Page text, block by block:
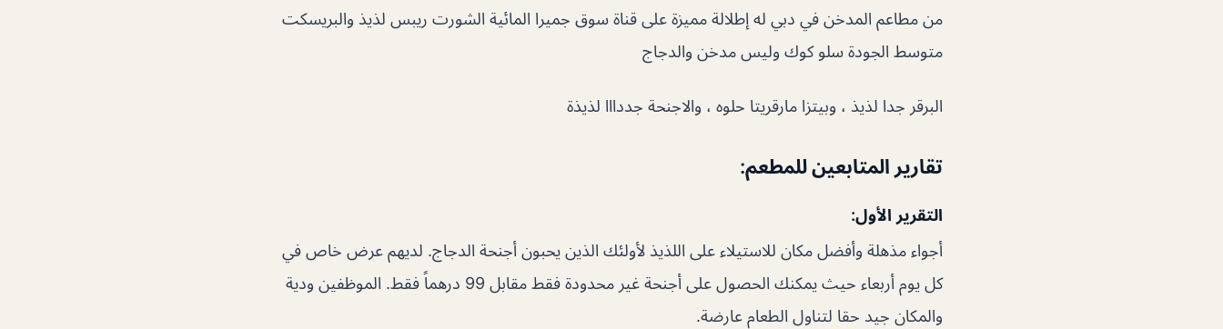
من مطاعم المدخن في دبي له إطلالة مميزة على قناة سوق جميرا المائية الشورت ريبس لذيذ والبريسكت
متوسط الجودة سلو كوك وليس مدخن والدجاج
البرقر جدا لذيذ ، وبيتزا مارقريتا حلوه ، والاجنحة جددااا لذيذة
تقارير المتابعين للمطعم:
التقرير الأول:
أجواء مذهلة وأفضل مكان للاستيلاء على اللذيذ لأولئك الذين يحبون أجنحة الدجاج. لديهم عرض خاص في
كل يوم أربعاء حيث يمكنك الحصول على أجنحة غير محدودة فقط مقابل 99 درهماً فقط. الموظفين ودية
والمكان جيد حقا لتناول الطعام عارضة.